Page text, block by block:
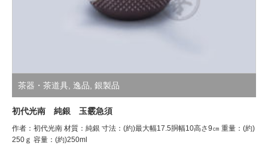
茶器・茶道具 逸品 銀製品
初代光南 純銀 玉霰急須
作者：初代光南 材質：純銀 寸法：(約)最大幅17.5胴幅10高さ9㎝ 重量：(約)
250ｇ 容量：(約)250ml